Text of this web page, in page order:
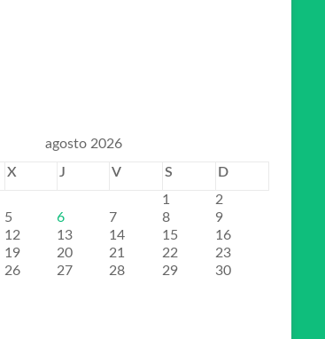
agosto 2026
X J V S
D
1
2
5 6 7 8
9
12 13 14 15
16
19 20 21 22
23
26 27 28 29
30